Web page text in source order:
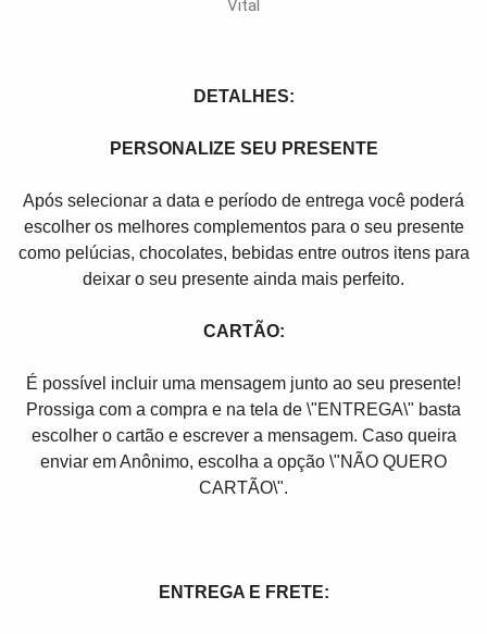
Vital
DETALHES:
PERSONALIZE SEU PRESENTE
Após selecionar a data e período de entrega você poder
escolher os melhores complementos para o seu presente
como pelúcias, chocolates, bebidas entre outros itens para
deixar o seu presente ainda mais perfeito.
CARTÃO:
É possível incluir uma mensagem junto ao seu presente!
Prossiga com a compra e na tela de \"ENTREGA\" basta
escolher o cartão e escrever a mensagem. Caso queira
enviar em Anônimo, escolha a opção \"NÃO QUERO
CARTÃO\".
ENTREGA E FRETE: